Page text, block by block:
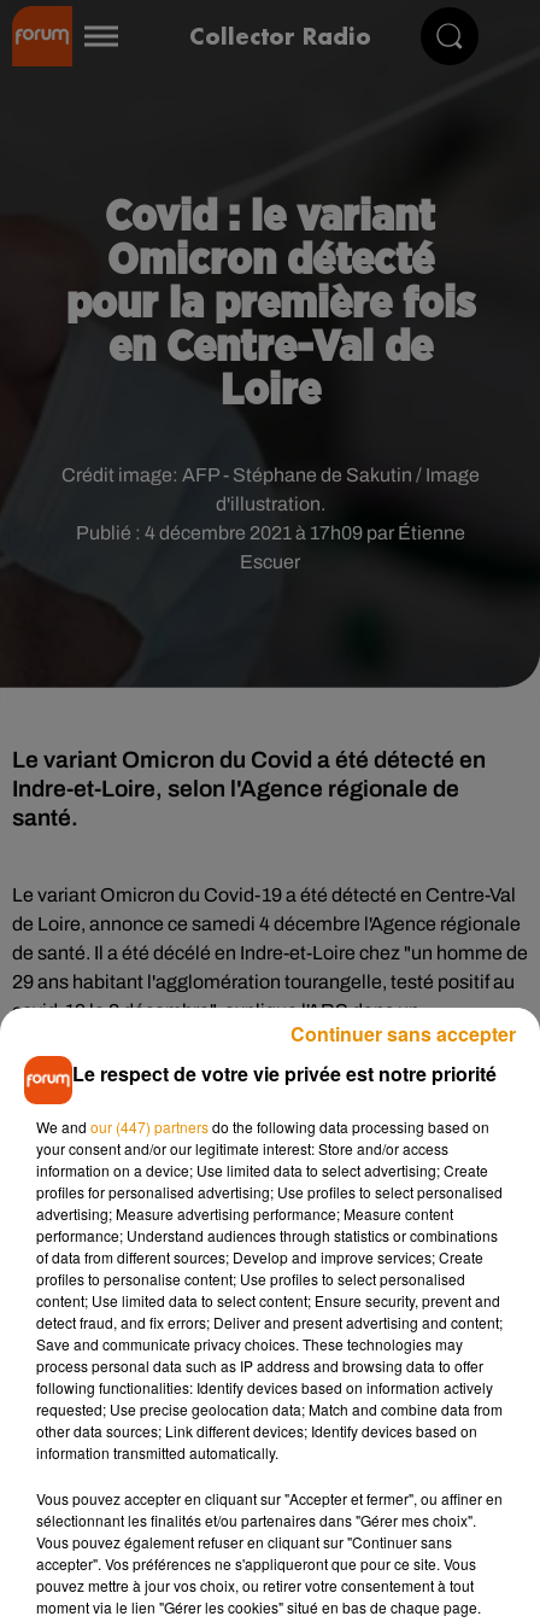
Collector Radio
Covid : le variant
Omicron détecté
pour la première fois
en Centre-Val de
Loire
Publié : 4 décembre 2021 à 17h09 par Étienne
Escuer
Crédit image: AFP - Stéphane de Sakutin / Image
d'illustration.
Le variant Omicron du Covid a été détecté en
Indre-et-Loire, selon l'Agence régionale de
santé.
Le variant Omicron du Covid-19 a été détecté en Centre-Val
de Loire, annonce ce samedi 4 décembre l'Agence régionale
de santé. Il a été décélé en Indre-et-Loire chez "un homme de
29 ans habitant l'agglomération tourangelle, testé positif au
covid-19 le 2 décembre", explique l'ARS dans un
communiqué. Lui et un cas contact ont été placés à
l'isolement.
Jusqu'à ce samedi, 12 cas du variant Omicron avaient été
recensés en France.
Musique
6 août 2026
Pomme emprunte le décor de l’émission
« Loups Garous » pour son...
6 août 2026
La version réécrite de « Beautiful Day »
interprétée lors des...
Le respect de votre vie privée est notre priorité
We and our (447) partnersdo the following data processing based on
your consent and/or our legitimate interest: Store and/or access
information on a device; Use limited data to select advertising; Create
profiles for personalised advertising; Use profiles to select personalised
advertising; Measure advertising performance; Measure content
performance; Understand audiences through statistics or combinations
of data from different sources; Develop and improve services; Create
profiles to personalise content; Use profiles to select personalised
content; Use limited data to select content; Ensure security, prevent and
detect fraud, and fix errors; Deliver and present advertising and content;
Save and communicate privacy choices. These technologies may
process personal data such as IP address and browsing data to offer
following functionalities: Identify devices based on information actively
requested; Use precise geolocation data; Match and combine data from
other data sources; Link different devices; Identify devices based on
information transmitted automatically.
Vous pouvez accepter en cliquant sur "Accepter et fermer", ou affiner en
sélectionnant les finalités et/ou partenaires dans "Gérer mes choix".
Vous pouvez également refuser en cliquant sur "Continuer sans
accepter". Vos préférences ne s'appliqueront que pour ce site. Vous
pouvez mettre à jour vos choix, ou retirer votre consentement à tout
moment via le lien "Gérer les cookies" situé en bas de chaque page.
Continuer sans accepter